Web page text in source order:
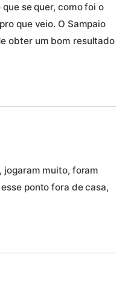
se quer, como foi o
que veio. O Sampaio
obter um bom resultado
jogaram muito, foram
ponto fora de casa,